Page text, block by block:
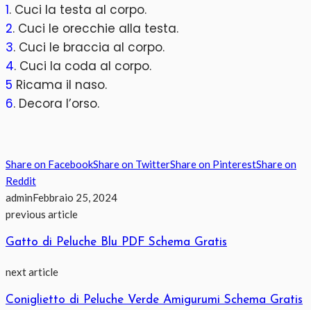
1. Cuci la testa al corpo.
2. Cuci le orecchie alla testa.
3. Cuci le braccia al corpo.
4. Cuci la coda al corpo.
5 Ricama il naso.
6. Decora l’orso.
Share on FacebookShare on TwitterShare on PinterestShare on
Reddit
adminFebbraio 25, 2024
previous article
Gatto di Peluche Blu PDF Schema Gratis
next article
Coniglietto di Peluche Verde Amigurumi Schema Gratis